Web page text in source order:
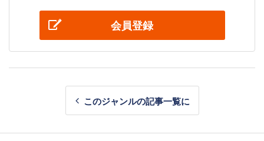
会員登録
このジャンルの記事一覧に